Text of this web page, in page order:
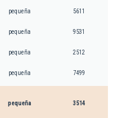
pequeña 5611
pequeña 9531
pequeña 2512
pequeña 7499
pequeña 3514